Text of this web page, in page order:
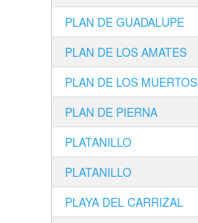
PLAN DE GUADALUPE
PLAN DE LOS AMATES
PLAN DE LOS MUERTOS
PLAN DE PIERNA
PLATANILLO
PLATANILLO
PLAYA DEL CARRIZAL